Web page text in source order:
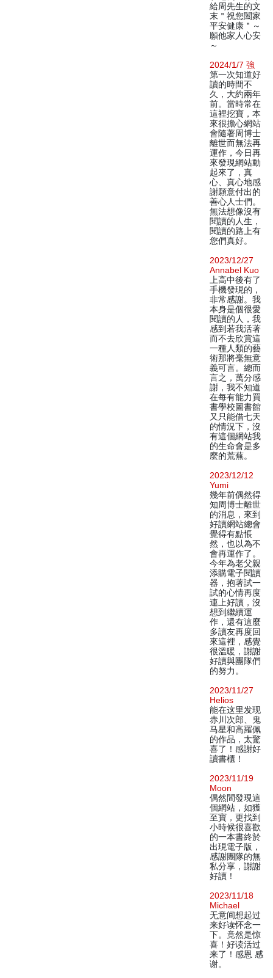
給周先生的文
末＂祝您闔家
平安健康＂～
願他家人心安
～
2024/1/7 強
第一次知道好
讀的時間不
久，大約兩年
前。當時常在
這裡挖寶，本
來很擔心網站
會隨著周博士
離世而無法再
運作，今日再
來發現網站動
起來了，真
心、真心地感
謝願意付出的
善心人士們。
無法想像沒有
閱讀的人生，
閱讀的路上有
您們真好。
2023/12/27
Annabel Kuo
上高中後有了
手機發現的，
非常感謝。我
本身是個很愛
閱讀的人，我
感到若我活著
而不去欣賞這
一種人類的藝
術那將毫無意
義可言。總而
言之，萬分感
謝，我不知道
在每有能力買
書學校圖書館
又只能借七天
的情況下，沒
有這個網站我
的生命會是多
麼的荒蕪。
2023/12/12
Yumi
幾年前偶然得
知周博士離世
的消息，來到
好讀網站總會
覺得有點悵
然，也以為不
會再運作了。
今年為老父親
添購電子閱讀
器，抱著試一
試的心情再度
連上好讀，沒
想到繼續運
作，還有這麼
多讀友再度回
來這裡，感覺
很溫暖，謝謝
好讀與團隊們
的努力。
2023/11/27
Helios
能在这里发现
赤川次郎、鬼
马星和高羅佩
的作品，太驚
喜了！感謝好
讀書櫃！
2023/11/19
Moon
偶然間發現這
個網站，如獲
至寶，更找到
小時候很喜歡
的一本書終於
出現電子版，
感謝團隊的無
私分享，謝謝
好讀！
2023/11/18
Michael
无意间想起过
来好读怀念一
下。竟然是惊
喜！好读活过
来了！感恩 感
谢。